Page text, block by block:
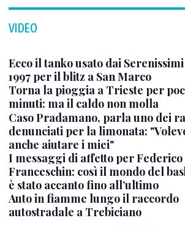
VIDEO
Ecco il tanko usato dai
1997 per il blitz a San Marco
Torna la pioggia a Trieste per
minuti: ma il caldo non molla
Caso Pradamano, parla uno dei
denunciati per la limonata:
anche aiutare i miei"
I messaggi di affetto per Federico
Franceschin: così il mondo del
è stato accanto fino all’ultimo
Auto in fiamme lungo il raccordo
autostradale a Trebiciano